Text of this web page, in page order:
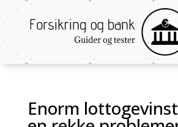
Enorm